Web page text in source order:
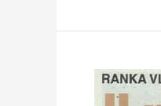
U
prirodi